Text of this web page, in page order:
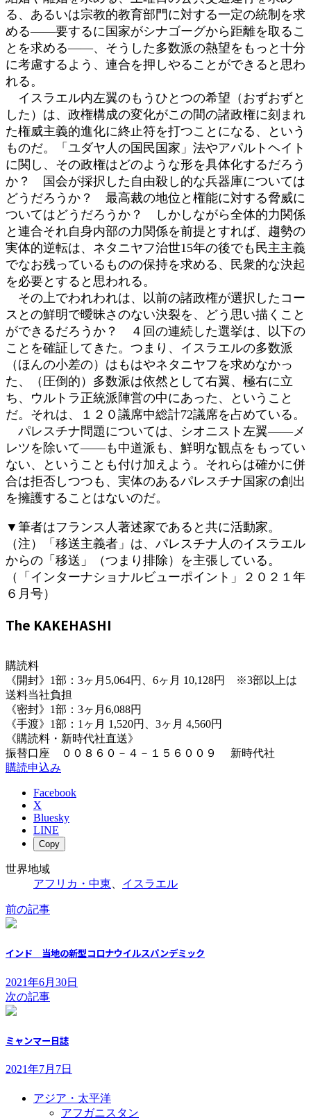
る、あるいは宗教的教育部門に対する一定の統制を求
める――要するに国家がシナゴーグから距離を取るこ
とを求める――、そうした多数派の熱望をもっと十分
に考慮するよう、連合を押しやることができると思わ
れる。
イスラエル内左翼のもうひとつの希望（おずおずと
した）は、政権構成の変化がこの間の諸政権に刻まれ
た権威主義的進化に終止符を打つことになる、という
ものだ。「ユダヤ人の国民国家」法やアパルトヘイト
に関し、その政権はどのような形を具体化するだろう
か？ 国会が採択した自由殺し的な兵器庫については
どうだろうか？ 最高裁の地位と権能に対する脅威に
ついてはどうだろうか？ しかしながら全体的力関係
と連合それ自身内部の力関係を前提とすれば、趨勢の
実体的逆転は、ネタニヤフ治世15年の後でも民主主義
でなお残っているものの保持を求める、民衆的な決起
を必要とすると思われる。
その上でわれわれは、以前の諸政権が選択したコー
スとの鮮明で曖昧さのない決裂を、どう思い描くこと
ができるだろうか？ ４回の連続した選挙は、以下の
ことを確証してきた。つまり、イスラエルの多数派
（ほんの小差の）はもはやネタニヤフを求めなかっ
た、（圧倒的）多数派は依然として右翼、極右に立
ち、ウルトラ正統派陣営の中にあった、ということ
だ。それは、１２０議席中総計72議席を占めている。
パレスチナ問題については、シオニスト左翼――メ
レツを除いて――も中道派も、鮮明な観点をもってい
ない、ということも付け加えよう。それらは確かに併
合は拒否しつつも、実体のあるパレスチナ国家の創出
を擁護することはないのだ。
▼筆者はフランス人著述家であると共に活動家。
（注）「移送主義者」は、パレスチナ人のイスラエル
からの「移送」（つまり排除）を主張している。
（「インターナショナルビューポイント」２０２１年
６月号）
The KAKEHASHI
購読料
《開封》1部：3ヶ月5,064円、6ヶ月 10,128円 ※3部以上は
送料当社負担
《密封》1部：3ヶ月6,088円
《手渡》1部：1ヶ月 1,520円、3ヶ月 4,560円
《購読料・新時代社直送》
振替口座 ００８６０－４－１５６００９ 新時代社
購読申込み
Facebook
X
Bluesky
LINE
Copy
世界地域
アフリカ・中東
イスラエル
前の記事
インド 当地の新型コロナウイルスパンデミック
2021年6月30日
次の記事
ミャンマー日誌
2021年7月7日
アジア・太平洋
アフガニスタン